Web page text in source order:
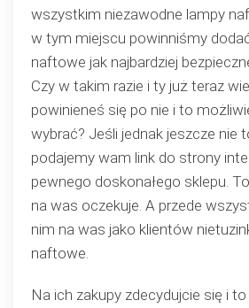
wszystkim niezawodne lampy
w tym miejscu powinniśmy
naftowe jak najbardziej
Czy w takim razie i ty już teraz
powinieneś się po nie i to
wybrać? Jeśli jednak jeszcze nie
podajemy wam link do strony
pewnego doskonałego sklepu.
na was oczekuje. A przede
nim na was jako klientów
naftowe.
Na ich zakupy zdecydujcie się i to